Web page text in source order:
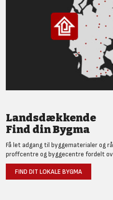
Landsdækkende
Find din Bygma
Få let adgang til byggematerialer og
proffcentre og byggecentre fordelt
FIND DIT LOKALE BYGMA